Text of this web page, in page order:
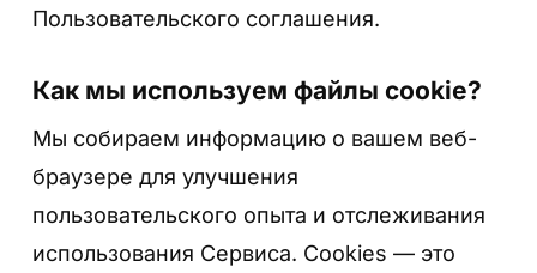
Пользовательского соглашения.
Как мы используем файлы cookie?
Мы собираем информацию о вашем веб-
браузере для улучшения
пользовательского опыта и отслеживания
использования Сервиса. Cookies — это